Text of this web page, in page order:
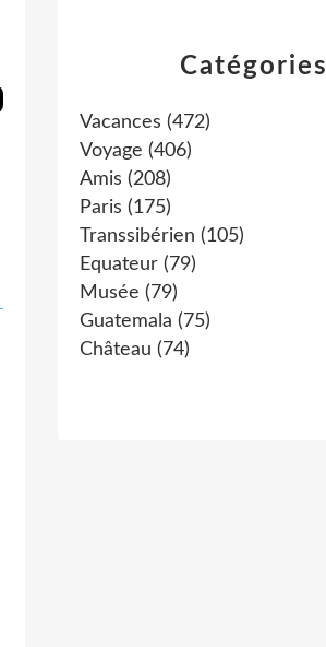
Catégories
Vacances (472)
Voyage (406)
Amis (208)
Paris (175)
Transsibérien (105)
Equateur (79)
Musée (79)
Guatemala (75)
Château (74)